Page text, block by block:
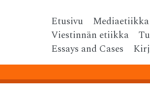
Menu
Skip
content
Etusivu Mediaetiikka
Viestinnän etiikka
Essays and Cases